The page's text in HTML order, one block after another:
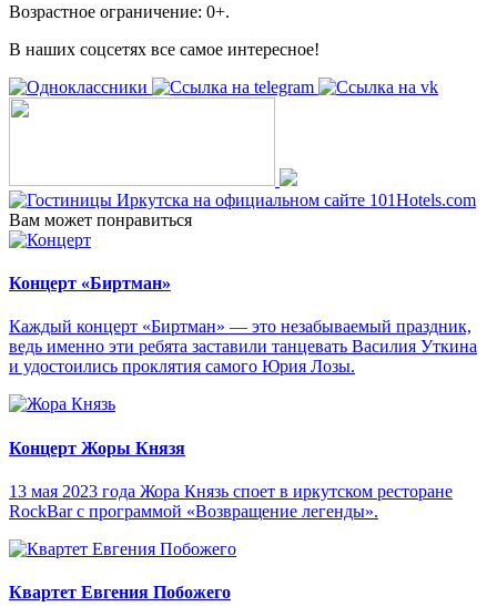
Возрастное ограничение: 0+.
В наших соцсетях все самое интересное!
Вам может понравиться
Концерт «Биртман»
Каждый концерт «Биртман» — это незабываемый праздник,
ведь именно эти ребята заставили танцевать Василия Уткина
и удостоились проклятия самого Юрия Лозы.
Концерт Жоры Князя
13 мая 2023 года Жора Князь споет в иркутском ресторане
RockBar с программой «Возвращение легенды».
Квартет Евгения Побожего